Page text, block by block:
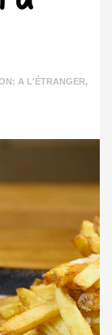
A L'ÉTRANGER,